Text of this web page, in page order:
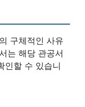
구체적인 사유
는 해당 관공서
인할 수 있습니